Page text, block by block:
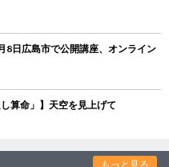
日広島市で公開講座、オンライン
算命」】天空を見上げて
もっと見る